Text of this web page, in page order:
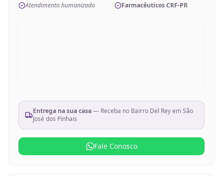
Atendimento humanizado
Farmacêuticos CRF-PR
Entrega na sua casa— Receba no Bairro Del Rey em São
José dos Pinhais
Fale Conosco